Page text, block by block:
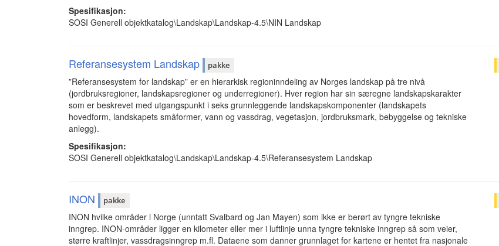
Spesifikasjon:
SOSI Generell objektkatalog\Landskap\Landskap-4.5\NIN Landskap
Referansesystem Landskap pakke
”Referansesystem for landskap” er en hierarkisk regioninndeling av Norges landskap på tre nivå
(jordbruksregioner, landskapsregioner og underregioner). Hver region har sin særegne landskapskarakter
som er beskrevet med utgangspunkt i seks grunnleggende landskapskomponenter (landskapets
hovedform, landskapets småformer, vann og vassdrag, vegetasjon, jordbruksmark, bebyggelse og tekniske
anlegg).
Spesifikasjon:
SOSI Generell objektkatalog\Landskap\Landskap-4.5\Referansesystem Landskap
INON pakke
INON hvilke områder i Norge (unntatt Svalbard og Jan Mayen) som ikke er berørt av tyngre tekniske
inngrep. INON-områder ligger en kilometer eller mer i luftlinje unna tyngre tekniske inngrep så som veier,
større kraftlinjer, vassdragsinngrep m.fl. Dataene som danner grunnlaget for kartene er hentet fra nasjonale